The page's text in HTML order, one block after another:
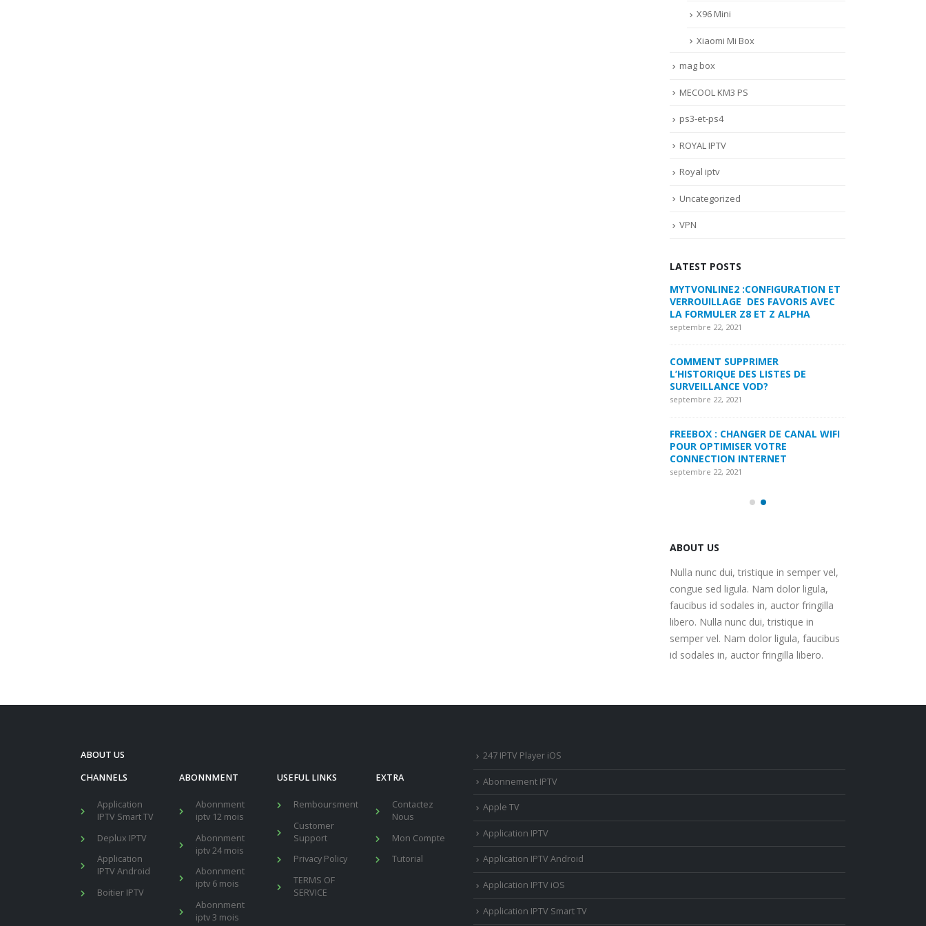
X96 Mini
Xiaomi Mi Box
mag box
MECOOL KM3 PS
ps3-et-ps4
ROYAL IPTV
Royal iptv
Uncategorized
VPN
LATEST POSTS
COMMENT PARAMETRER VOTRE
DREAMLINK T3
septembre 22, 2021
MYTVONLINE1 MYTVONLINE2
:QUELLES SONT LES LIMITATIONS
MAXIMALES PRIS EN CHARGE SUR
CLES USB|DISQUE DUR | CARTE SD
septembre 22, 2021
COMMENT UTILISER VOTRE
ABONNEMENT IPTV DE VOTRE
MAG250/254 POUR KODI
septembre 22, 2021
ABOUT US
Nulla nunc dui, tristique in semper vel,
congue sed ligula. Nam dolor ligula,
faucibus id sodales in, auctor fringilla
libero. Nulla nunc dui, tristique in
semper vel. Nam dolor ligula, faucibus
id sodales in, auctor fringilla libero.
ABOUT US
CHANNELS
Application
IPTV Smart TV
Deplux IPTV
Application
IPTV Android
Boitier IPTV
ABONNMENT
Abonnment
iptv 12 mois
Abonnment
iptv 24 mois
Abonnment
iptv 6 mois
Abonnment
iptv 3 mois
USEFUL LINKS
Remboursment
Customer
Support
Privacy Policy
TERMS OF
SERVICE
EXTRA
Contactez
Nous
Mon Compte
Tutorial
247 IPTV Player iOS
Abonnement IPTV
Apple TV
Application IPTV
Application IPTV Android
Application IPTV iOS
Application IPTV Smart TV